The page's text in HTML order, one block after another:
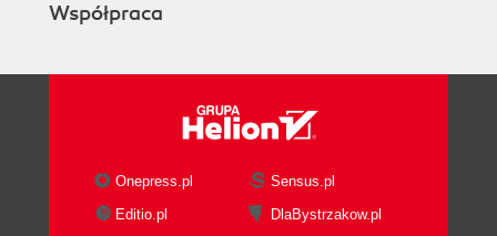
Współpraca
Onepress.pl
Sensus.pl
Editio.pl
DlaBystrzakow.pl